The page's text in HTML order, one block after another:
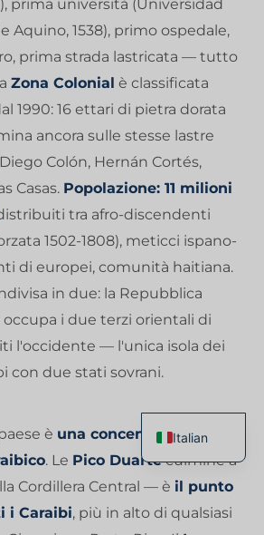
prima università (Universidad
Aquino, 1538), primo ospedale,
prima strada lastricata — tutto
Zona Colonial è classificata
1990: 16 ettari di pietra dorata
ancora sulle stesse lastre
Colón, Hernán Cortés,
Casas. Popolazione: 11 milioni
tra afro-discendenti
1502-1808), meticci ispano-
di europei, comunità haitiana.
in due: la Repubblica
i due terzi orientali di
l'occidente — l'unica isola dei
con due stati sovrani.
è una concentrazione di
. Le Pico Duarteculmine a
Cordillera Central — è il punto
i Caraibi, più in alto di qualsiasi
Italian
French
English